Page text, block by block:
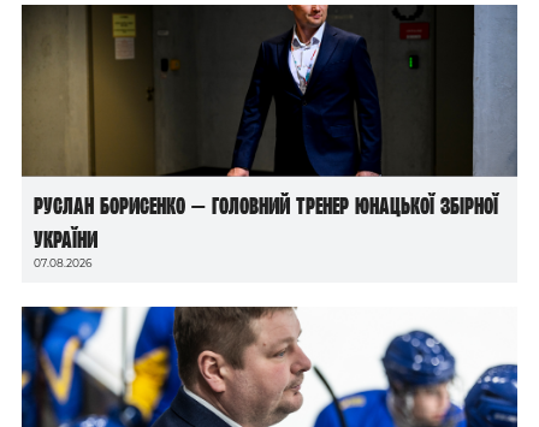
Руслан Борисенко — головний тренер юнацької збірної
України
07.08.2026